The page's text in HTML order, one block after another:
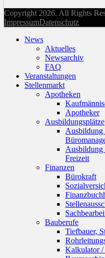
Copyright 2026. All Rights
ImpressumDatenschutz
News
Aktuelles
Newsarchiv
FAQ
Veranstaltungen
Stellenmarkt
Apotheken
Apotheker
Ausbildungsplätze
Ausbildung
Ausbildung
Freizeit
Finanzen
Bürokraft
Bauberufe
Tiefbauer,
Kalkulator /